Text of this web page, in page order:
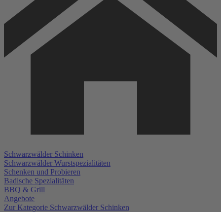
Schwarzwälder Schinken
Schwarzwälder Wurstspezialitäten
Schenken und Probieren
Badische Spezialitäten
BBQ & Grill
Angebote
Zur Kategorie Schwarzwälder Schinken